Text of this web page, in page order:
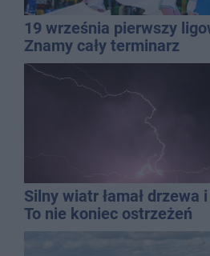
19 września pierwszy
Znamy cały terminarz
Silny wiatr łamał drzewa
To nie koniec ostrzeżeń